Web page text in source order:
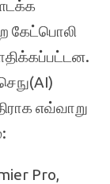
கேட்பொலி
எவ்வாறு
Pro,